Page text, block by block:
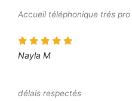
Accueil téléphonique trés pro
Nayla M
délais respectés